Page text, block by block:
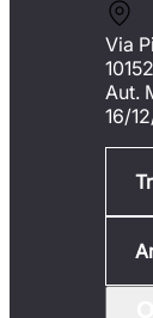
Via
Aut.
16/